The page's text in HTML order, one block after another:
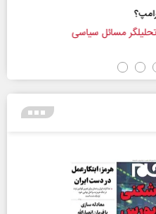
مسائل سیاسی